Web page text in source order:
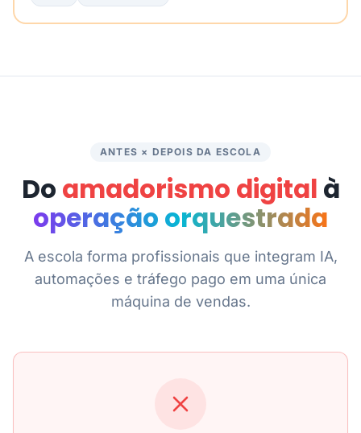
ANTES × DEPOIS DA ESCOLA
Do amadorismo digital à
operação orquestrada
A escola forma profissionais que integram IA,
automações e tráfego pago em uma única
máquina de vendas.